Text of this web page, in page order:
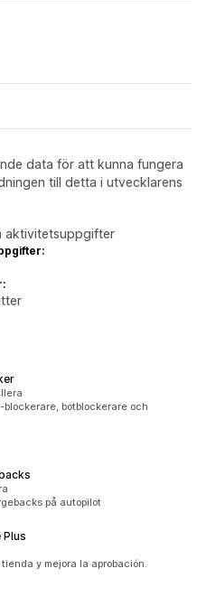
data för att kunna fungera
till detta i utvecklarens
aktivitetsuppgifter
botblockerare och
på autopilot
y mejora la aprobación.